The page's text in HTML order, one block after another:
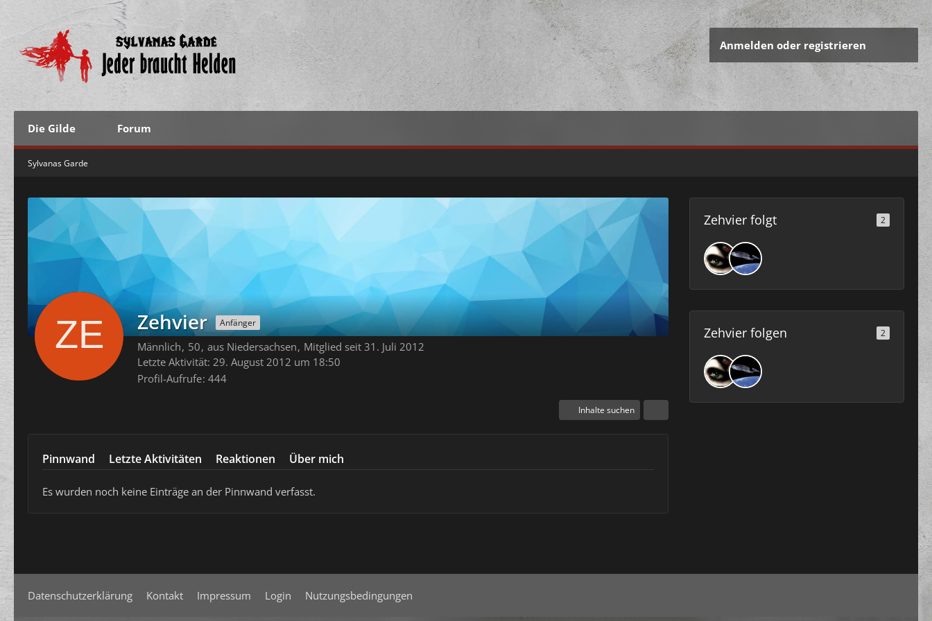
Anmelden oder registrieren
Die Gilde Forum
Sylvanas Garde
Zehvier Anfänger
Männlich 50 aus Niedersachsen Mitglied seit 31. Juli 2012
Letzte Aktivität: 29. August 2012 um 18:50
Profil-Aufrufe 444
Inhalte suchen
Pinnwand Letzte Aktivitäten Reaktionen Über mich
Es wurden noch keine Einträge an der Pinnwand verfasst.
Zehvier folgt 2
Zehvier folgen 2
Datenschutzerklärung Kontakt Impressum Login Nutzungsbedingungen